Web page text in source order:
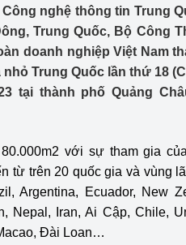
Bộ trưởng
- Công luận
Họp báo
Thông cáo báo chí
số
Nông Lâm Thủy sản
nhân lực
vững
nghệ thông tin Trung
Trung Quốc, Bộ Công
doanh nghiệp Việt Nam
Trung Quốc lần thứ 18
tại thành phố Quảng
với sự tham gia
từ trên 20 quốc gia và vùng
Argentina, Ecuador, New
Nepal, Iran, Ai Cập, Chile,
Đài Loan…